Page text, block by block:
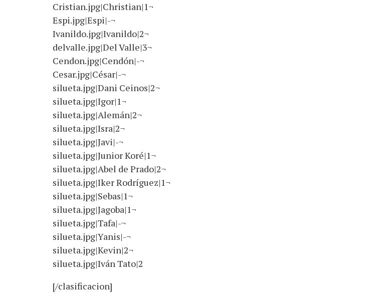
Cristian.jpg|Christian|1¬
Espi.jpg|Espi|-¬
Ivanildo.jpg|Ivanildo|2¬
delvalle.jpg|Del Valle|3¬
Cendon.jpg|Cendón|-¬
Cesar.jpg|César|-¬
silueta.jpg|Dani Ceinos|2¬
silueta.jpg|Igor|1¬
silueta.jpg|Alemán|2¬
silueta.jpg|Isra|2¬
silueta.jpg|Javi|-¬
silueta.jpg|Junior Koré|1¬
silueta.jpg|Abel de Prado|2¬
silueta.jpg|Iker Rodríguez|1¬
silueta.jpg|Sebas|1¬
silueta.jpg|Jagoba|1¬
silueta.jpg|Tafa|-¬
silueta.jpg|Yanis|-¬
silueta.jpg|Kevin|2¬
silueta.jpg|Iván Tato|2
[/clasificacion]